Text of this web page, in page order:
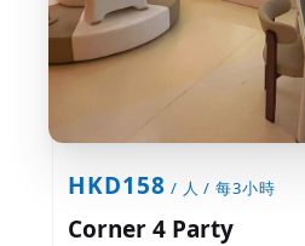
HKD158 / 人 / 每3小時
Corner 4 Party